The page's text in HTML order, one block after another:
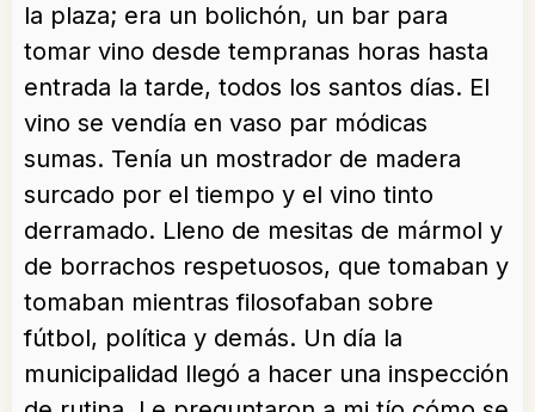
la plaza; era un bolichón, un bar para
tomar vino desde tempranas horas hasta
entrada la tarde, todos los santos días. El
vino se vendía en vaso par módicas
sumas. Tenía un mostrador de madera
surcado por el tiempo y el vino tinto
derramado. Lleno de mesitas de mármol y
de borrachos respetuosos, que tomaban y
tomaban mientras filosofaban sobre
fútbol, política y demás. Un día la
municipalidad llegó a hacer una inspección